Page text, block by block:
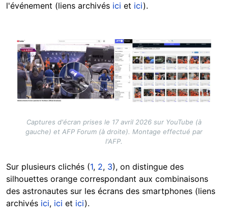
l'événement (liens archivés ici et ici).
Image
Captures d'écran prises le 17 avril 2026 sur YouTube (à
gauche) et AFP Forum (à droite). Montage effectué par
l'AFP.
Sur plusieurs clichés (1, 2, 3), on distingue des
silhouettes orange correspondant aux combinaisons
des astronautes sur les écrans des smartphones (liens
archivés ici, ici et ici).